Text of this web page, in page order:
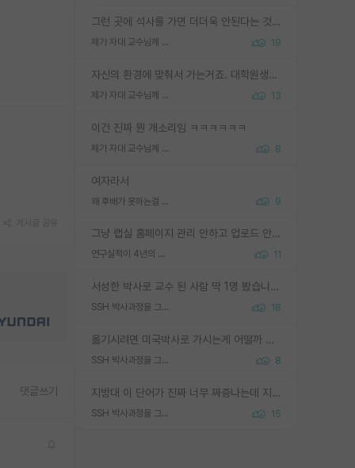
그런 곳에 석사를 가면 더더욱 안된다는 것을 깨달으시면 된겁니다!
제가 자대 교수님께 무례하게 행동한 걸까요? 19
자신의 환경에 맞춰서 가는거죠. 대학원생분이 질투하셔서 그러시는건 아닐지..
제가 자대 교수님께 무례하게 행동한 걸까요? 13
이건 진짜 뭔 개소리임 ㅋㅋㅋㅋㅋㅋ
제가 자대 교수님께 무례하게 행동한 걸까요? 8
여자라서
왜 후배가 못하는걸 교수님은 내 책임으로 돌리는걸까요? 9
그냥 랩실 홈페이지 관리 안하고 업로드 안한거 아님?
연구실적이 4년의 공백이 있는거 어떻게 생각하냐 11
서성한 박사로 교수 된 사람 딱 1명 봤습니다. 근데 지방대 박사로 교수된 거는 기적이 일어나야되요. 서성한 학부부터여도 빡센게 교수임용일텐데 지방대박사로 무슨 교수가 되나요...... 중소기업/중견기업 팀장급/연구소장급이나 될거 같네요.
SSH 박사과정을 그만두고 지방대 박사로 옮기면 교수의 꿈은 끝일까요? 18
옮기시려면 미국박사로 가시는게 어떨까 싶네요. 교수가 꿈이면 미국박사 하고 미국교수 까지 같이 노리시는게 기회가 많지 않을까요?
SSH 박사과정을 그만두고 지방대 박사로 옮기면 교수의 꿈은 끝일까요? 8
지방대 이 단어가 진짜 너무 짜증나는데 지방대면 다 그냥 쓰레기인가요? 무슨 말 같지도 않은 댓글들이 있는건지??? 지방에도 충분히 좋은 대학 많고 충분히 잘하는 교수님들 많습니다 포항공대 4개 IST 대표 지거국들 여기 모두 다 지방에 있고 여기 출신들 중에 교수하는 분들 적지 않습니다 지거국 출신이 무슨 교수를 하냐?라고 생각할 사람들 많은데 상위 대표 지거국에 아웃라이어들 많습니다 결국 개인의 연구역량과 실적이 중요합니다 이 역량을 펼치는데 있어서 지도교수와의 합도 중요합니다. 그리고 경력이 필요하면 해외포닥까지 다녀오세요
SSH 박사과정을 그만두고 지방대 박사로 옮기면 교수의 꿈은 끝일까요? 15
댓글쓰기